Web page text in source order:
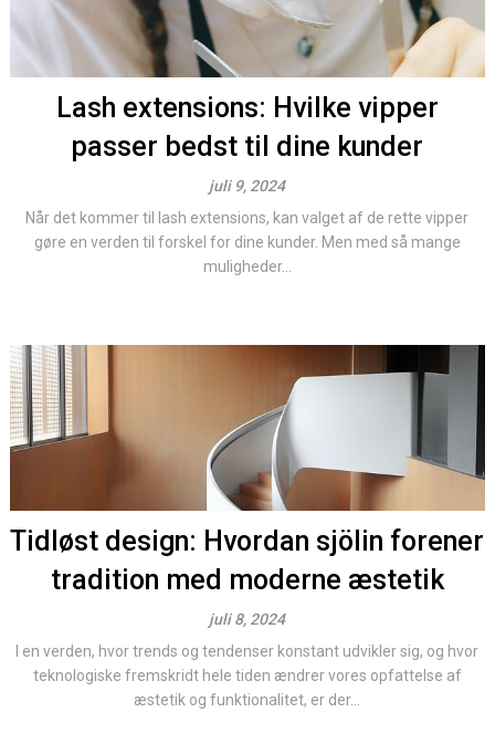
Lash extensions: Hvilke vipper
passer bedst til dine kunder
juli 9, 2024
Når det kommer til lash extensions, kan valget af de rette vipper
gøre en verden til forskel for dine kunder. Men med så mange
muligheder...
Tidløst design: Hvordan sjölin forener
tradition med moderne æstetik
juli 8, 2024
I en verden, hvor trends og tendenser konstant udvikler sig, og hvor
teknologiske fremskridt hele tiden ændrer vores opfattelse af
æstetik og funktionalitet, er der...